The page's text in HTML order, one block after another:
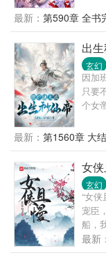
嗣，
嗣
嗣，
最新： 第590章 全书
出
玄幻
因加
只要
个女
炼世
你
炼？
乐，
授一
直接
这里
我！
最新： 第1560章 大
女
玄幻
“女
宠臣
船，
凶》
者可
最新：